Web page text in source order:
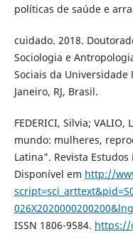
políticas de saúde e
cuidado. 2018.
Sociologia e
Sociais da Universidade
Janeiro, RJ, Brasil.
FEDERICI, Silvia;
mundo: mulheres,
Latina”. Revista
Disponível em http://
ISSN 1806-9584. https://